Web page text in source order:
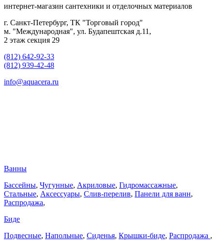
интернет-магазин сантехники и отделочных материалов
г. Санкт-Петербург, ТК "Торговый город"
м. "Международная", ул. Будапештская д.11,
2 этаж секция 29
(812) 642-92-33
(812) 939-42-48
info@aquacera.ru
Ванны
Бассейны, Чугунные, Акриловые, Гидромассажные,
Стальные, Аксессуары, Слив-перелив, Панели для ванн,
Распродажа,
Биде
Подвесные, Напольные, Сиденья, Крышки-биде, Распродажа ,